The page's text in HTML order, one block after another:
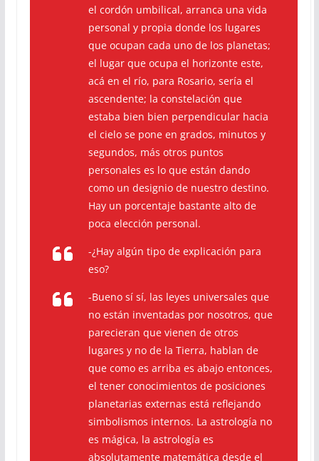
el cordón umbilical, arranca una vida
personal y propia donde los lugares
que ocupan cada uno de los planetas;
el lugar que ocupa el horizonte este,
acá en el río, para Rosario, sería el
ascendente; la constelación que
estaba bien bien perpendicular hacia
el cielo se pone en grados, minutos y
segundos, más otros puntos
personales es lo que están dando
como un designio de nuestro destino.
Hay un porcentaje bastante alto de
poca elección personal.
-¿Hay algún tipo de explicación para
eso?
-Bueno sí sí, las leyes universales que
no están inventadas por nosotros, que
parecieran que vienen de otros
lugares y no de la Tierra, hablan de
que como es arriba es abajo entonces,
el tener conocimientos de posiciones
planetarias externas está reflejando
simbolismos internos. La astrología no
es mágica, la astrología es
absolutamente matemática desde el